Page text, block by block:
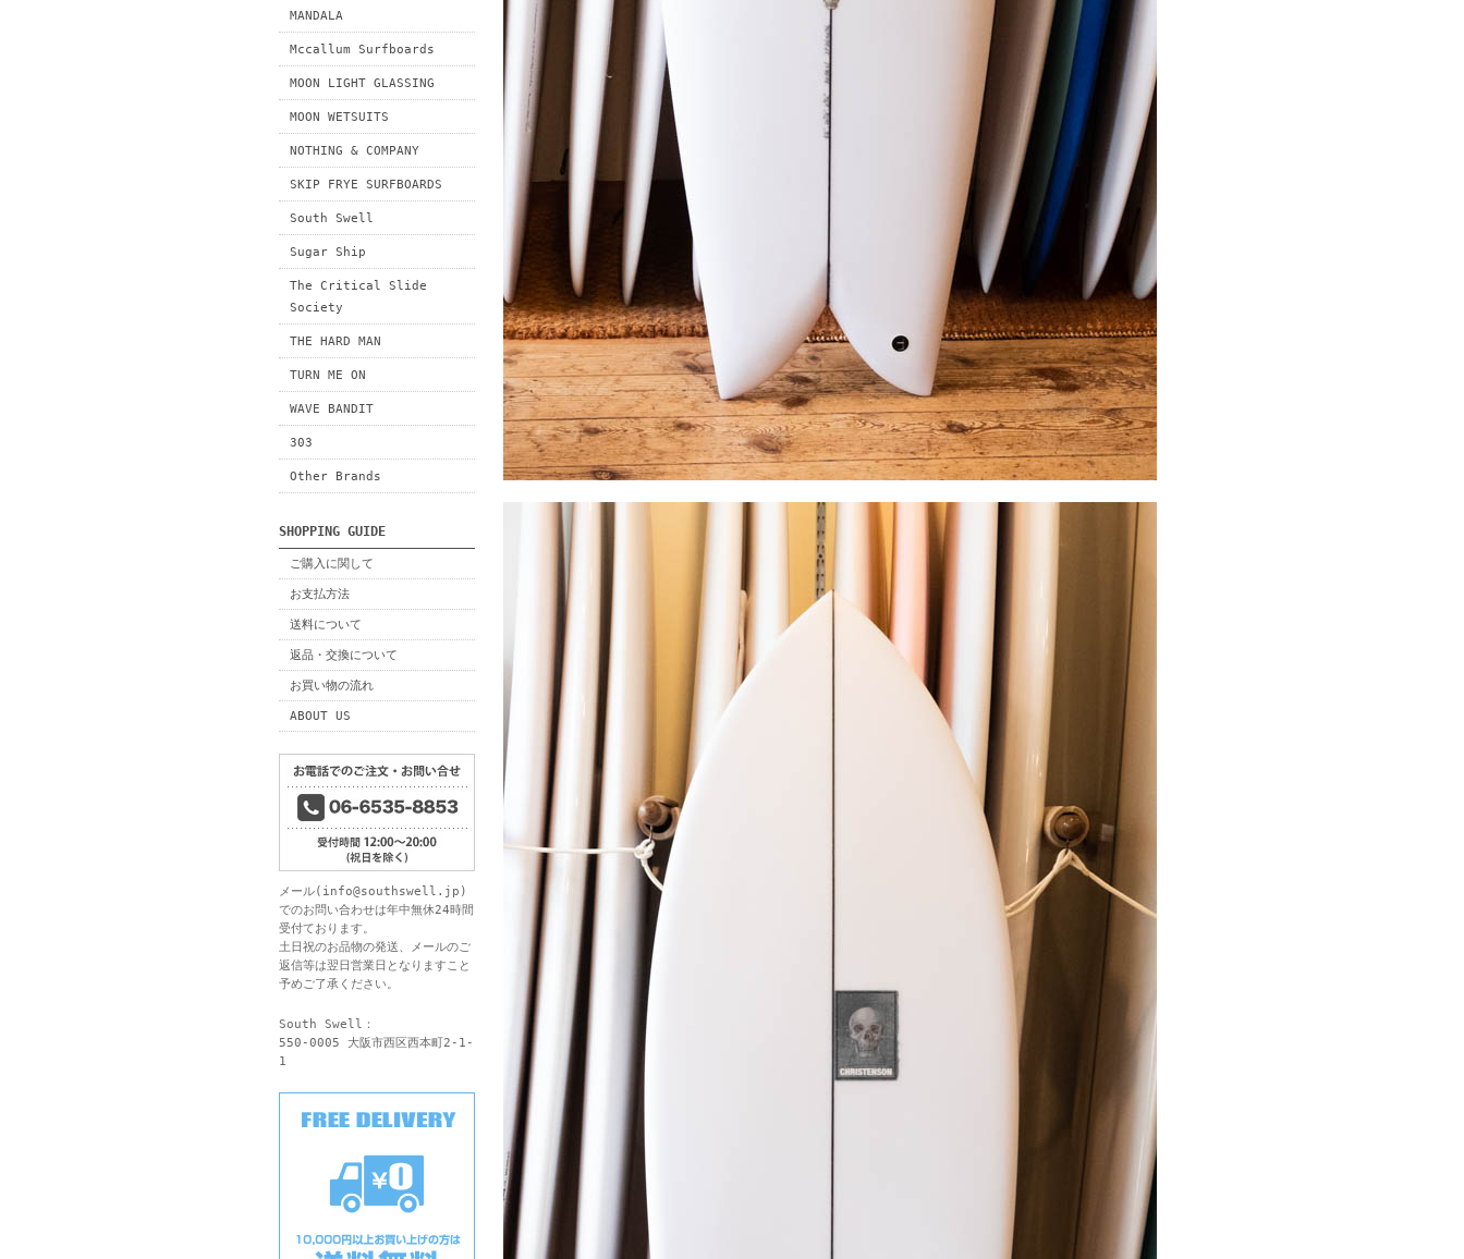
MANDALA
Mccallum Surfboards
MOON LIGHT GLASSING
MOON WETSUITS
NOTHING & COMPANY
SKIP FRYE SURFBOARDS
South Swell
Sugar Ship
The Critical Slide
Society
THE HARD MAN
TURN ME ON
WAVE BANDIT
303
Other Brands
SHOPPING GUIDE
ご購入に関して
お支払方法
送料について
返品・交換について
お買い物の流れ
ABOUT US
メール( info@southswell.jp )
でのお問い合わせは年中無休24時間
受付ております。
土日祝のお品物の発送、メールのご
返信等は翌日営業日となりますこと
予めご了承ください。
South Swell：
550-0005 大阪市西区西本町2-1-
1